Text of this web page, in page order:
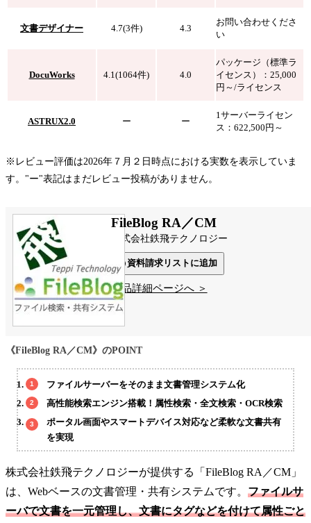
文書デザイナー 4.7(3件) 4.3
お問い合わせくださ
い
DocuWorks 4.1(1064件) 4.0
パッケージ（標準ラ
イセンス）：25,000
円～/ライセンス
ASTRUX2.0 ー ー
1サーバーライセン
ス：622,500円～
※レビュー評価は2026年７月２日時点における実数を表示していま
す。"ー"表記はまだレビュー投稿がありません。
FileBlog RA／CM
株式会社鉄飛テクノロジー
資料請求リストに追加
製品詳細ページへ ＞
《FileBlog RA／CM》のPOINT
ファイルサーバーをそのまま文書管理システム化
高性能検索エンジン搭載！属性検索・全文検索・OCR検索
ポータル画面やスマートデバイス対応など柔軟な文書共有
を実現
株式会社鉄飛テクノロジーが提供する「FileBlog RA／CM」
は、Webベースの文書管理・共有システムです。 ファイルサ
ーバで文書を一元管理し、文書にタグなどを付けて属性ごと